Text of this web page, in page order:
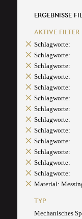
ERGEBNISSE
AKTIVE FILTER
Schlagworte:
Schlagworte:
Schlagworte:
Schlagworte:
Schlagworte:
Schlagworte:
Schlagworte:
Schlagworte:
Schlagworte:
Schlagworte:
Schlagworte:
Schlagworte:
Schlagworte:
Material:
TYP
Mechanisches